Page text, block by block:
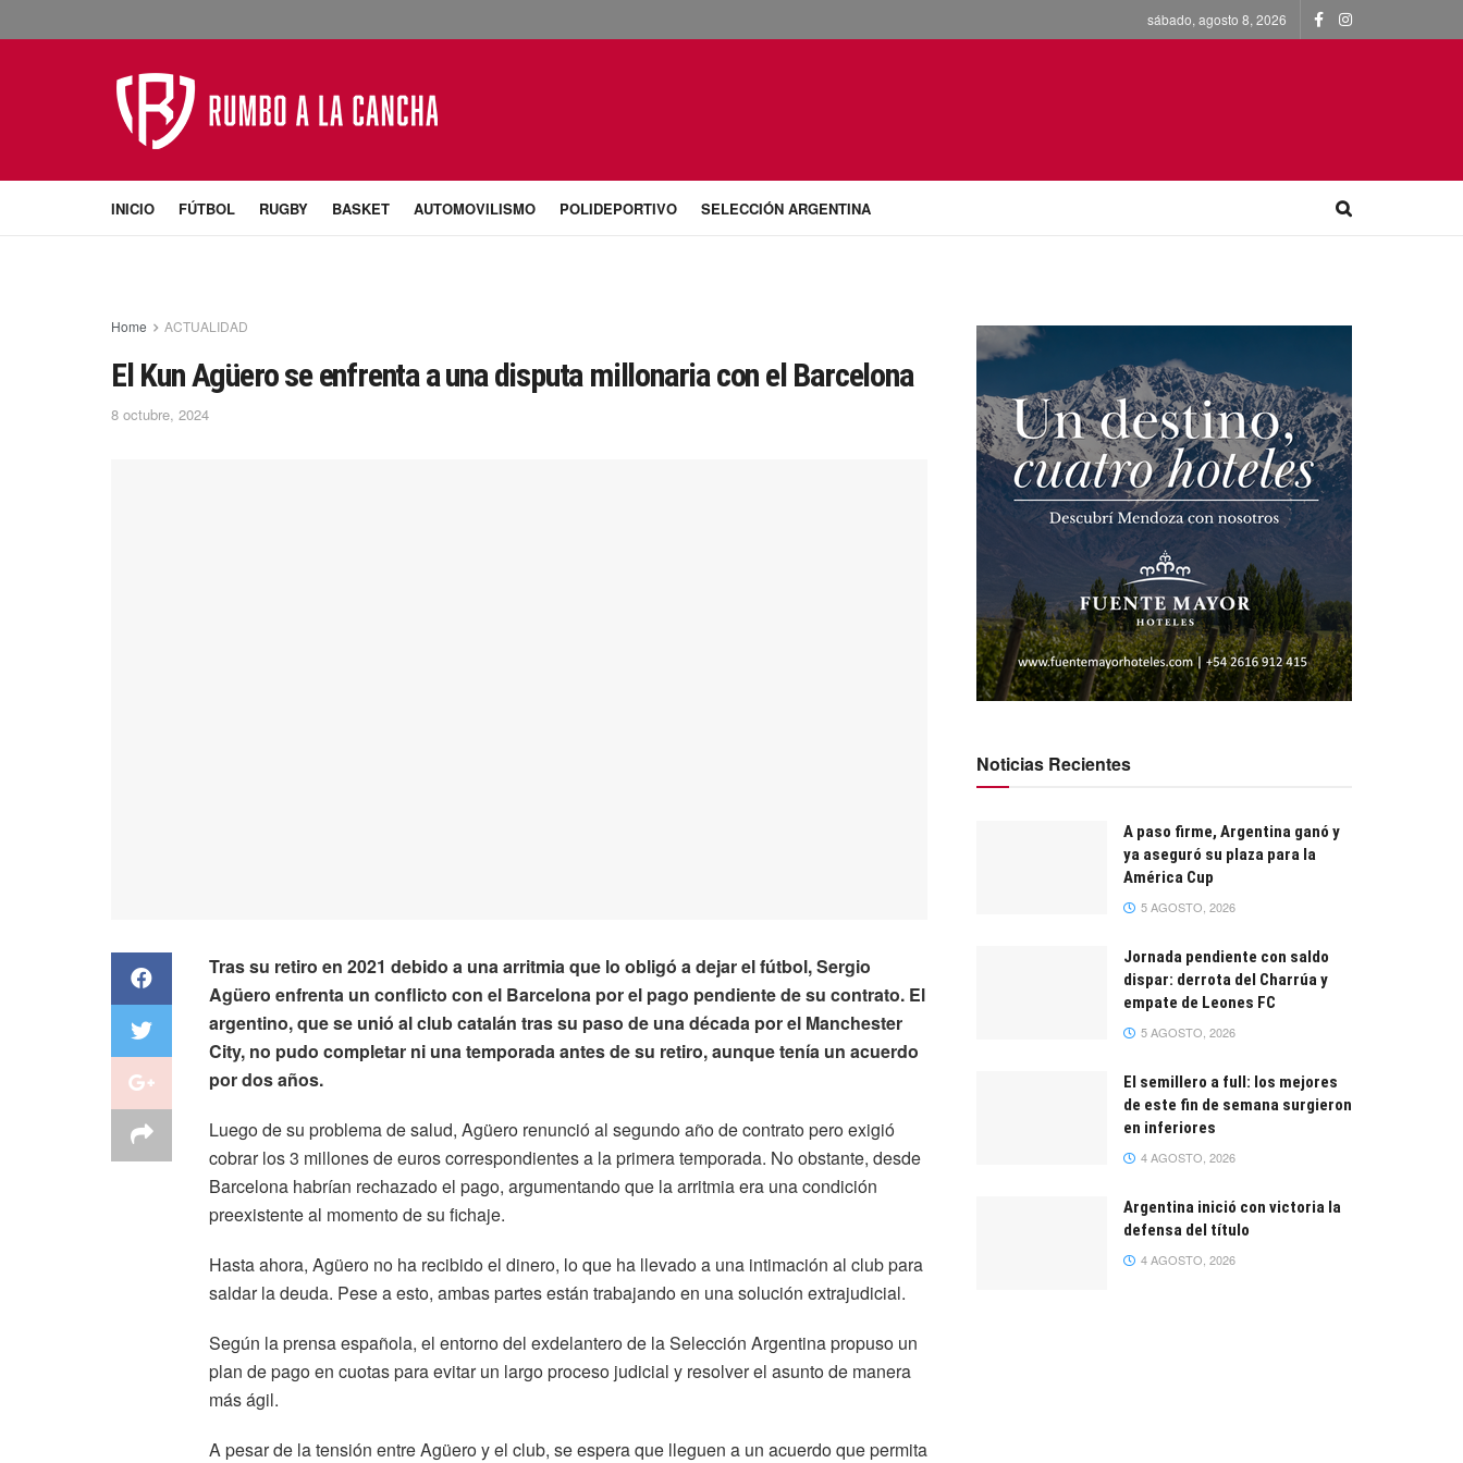
sábado, agosto 8, 2026
INICIO FÚTBOL RUGBY BASKET AUTOMOVILISMO POLIDEPORTIVO SELECCIÓN ARGENTINA
Home ACTUALIDAD
El Kun Agüero se enfrenta a una disputa millonaria con el Barcelona
8 octubre, 2024
Tras su retiro en 2021 debido a una arritmia que lo obligó a dejar el fútbol, Sergio
Agüero enfrenta un conflicto con el Barcelona por el pago pendiente de su contrato. El
argentino, que se unió al club catalán tras su paso de una década por el Manchester
City, no pudo completar ni una temporada antes de su retiro, aunque tenía un acuerdo
por dos años.
Luego de su problema de salud, Agüero renunció al segundo año de contrato pero exigió
cobrar los 3 millones de euros correspondientes a la primera temporada. No obstante, desde
Barcelona habrían rechazado el pago, argumentando que la arritmia era una condición
preexistente al momento de su fichaje.
Hasta ahora, Agüero no ha recibido el dinero, lo que ha llevado a una intimación al club para
saldar la deuda. Pese a esto, ambas partes están trabajando en una solución extrajudicial.
Según la prensa española, el entorno del exdelantero de la Selección Argentina propuso un
plan de pago en cuotas para evitar un largo proceso judicial y resolver el asunto de manera
más ágil.
A pesar de la tensión entre Agüero y el club, se espera que lleguen a un acuerdo que permita
Noticias Recientes
A paso firme, Argentina ganó y
ya aseguró su plaza para la
América Cup
5 AGOSTO, 2026
Jornada pendiente con saldo
dispar: derrota del Charrúa y
empate de Leones FC
5 AGOSTO, 2026
El semillero a full: los mejores
de este fin de semana surgieron
en inferiores
4 AGOSTO, 2026
Argentina inició con victoria la
defensa del título
4 AGOSTO, 2026